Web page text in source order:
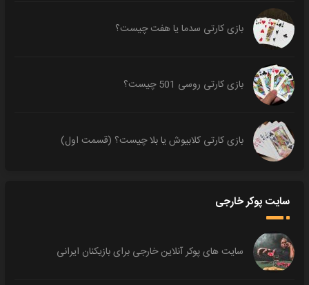
بازی کارتی سدما یا هفت چیست؟
بازی کارتی روسی 501 چیست؟
بازی کارتی کلابیوش یا بلا چیست؟ (قسمت اول)
سایت پوکر خارجی
سایت های پوکر آنلاین خارجی برای بازیکنان ایرانی